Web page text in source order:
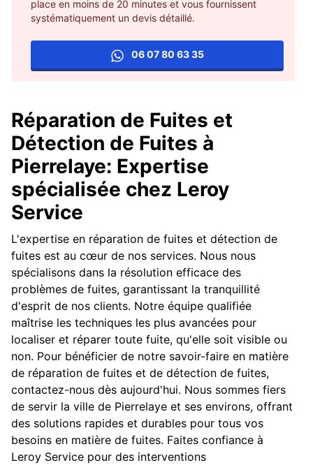
place en moins de 20 minutes et vous fournissent
systématiquement un devis détaillé.
06 07 80 63 35
Réparation de Fuites et
Détection de Fuites à
Pierrelaye: Expertise
spécialisée chez Leroy
Service
L'expertise en réparation de fuites et détection de
fuites est au cœur de nos services. Nous nous
spécialisons dans la résolution efficace des
problèmes de fuites, garantissant la tranquillité
d'esprit de nos clients. Notre équipe qualifiée
maîtrise les techniques les plus avancées pour
localiser et réparer toute fuite, qu'elle soit visible ou
non. Pour bénéficier de notre savoir-faire en matière
de réparation de fuites et de détection de fuites,
contactez-nous dès aujourd'hui. Nous sommes fiers
de servir la ville de Pierrelaye et ses environs, offrant
des solutions rapides et durables pour tous vos
besoins en matière de fuites. Faites confiance à
Leroy Service pour des interventions